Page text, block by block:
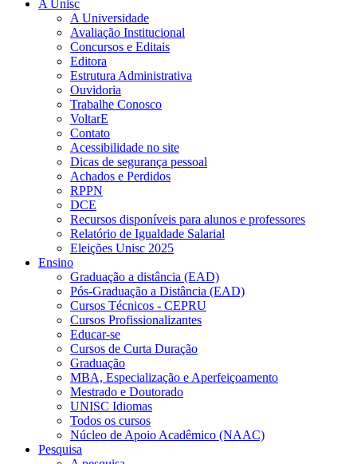
A Unisc
A Universidade
Avaliação Institucional
Concursos e Editais
Editora
Estrutura Administrativa
Ouvidoria
Trabalhe Conosco
VoltarE
Contato
Acessibilidade no site
Dicas de segurança pessoal
Achados e Perdidos
RPPN
DCE
Recursos disponíveis para alunos e professores
Relatório de Igualdade Salarial
Eleições Unisc 2025
Ensino
Graduação a distância (EAD)
Pós-Graduação a Distância (EAD)
Cursos Técnicos - CEPRU
Cursos Profissionalizantes
Educar-se
Cursos de Curta Duração
Graduação
MBA, Especialização e Aperfeiçoamento
Mestrado e Doutorado
UNISC Idiomas
Todos os cursos
Núcleo de Apoio Acadêmico (NAAC)
Pesquisa